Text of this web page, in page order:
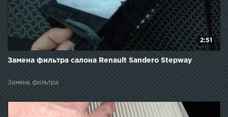
2:51
Замена фильтра салона Renault Sandero Stepway
Замена фильтра